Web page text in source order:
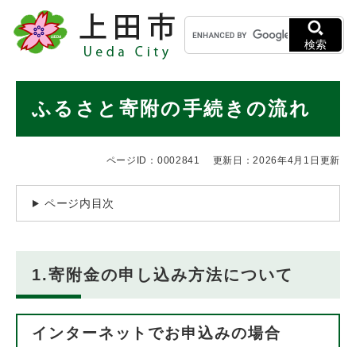
メニューを飛ばして本文へ
キ
ー
ワ
検
検索
ふるさと寄附の手続きの流れ
ページID：0002841 更新日：2026年4月1日更新
ページ内目次
1.寄附金の申し込み方法について
インターネットでお申込みの場合